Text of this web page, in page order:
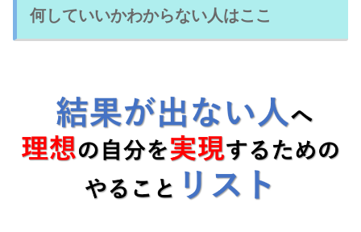
何していいかわからない人はここ